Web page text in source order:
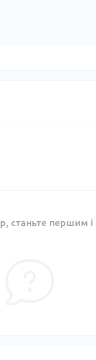
станьте першим і